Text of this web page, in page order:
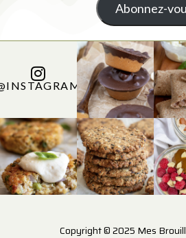
Abonnez-
Copyright © 2025 Mes